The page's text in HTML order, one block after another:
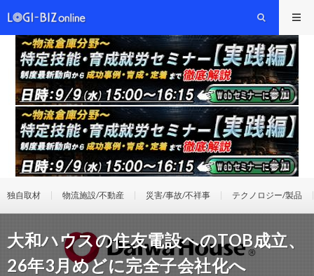
独自取材 物流施設/不動産 災害/事故/不祥事 テクノロジー/製品
大和ハウスの住友電設へのTOB成立、
26年3月めどに完全子会社化へ